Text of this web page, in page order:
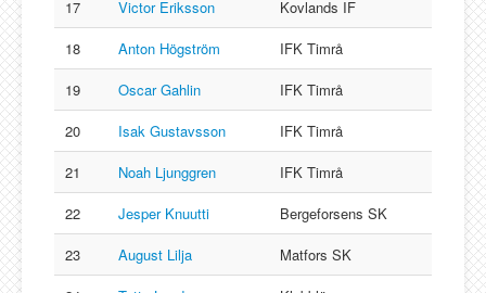
17
Victor Eriksson
Kovlands IF
18
Anton Högström
IFK Timrå
19
Oscar Gahlin
IFK Timrå
20
Isak Gustavsson
IFK Timrå
21
Noah Ljunggren
IFK Timrå
22
Jesper Knuutti
Bergeforsens SK
23
August Lilja
Matfors SK